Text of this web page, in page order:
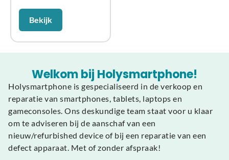
Bekijk
Welkom bij Holysmartphone!
Holysmartphone is gespecialiseerd in de verkoop en
reparatie van smartphones, tablets, laptops en
gameconsoles. Ons deskundige team staat voor u klaar
om te adviseren bij de aanschaf van een
nieuw/refurbished device of bij een reparatie van een
defect apparaat. Met of zonder afspraak!